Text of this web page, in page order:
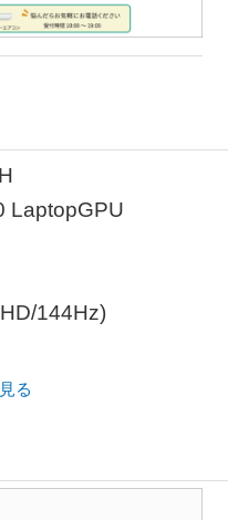
LaptopGPU
144Hz)
る